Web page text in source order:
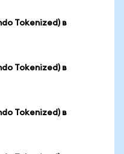
Tokenized) в
Tokenized) в
Tokenized) в